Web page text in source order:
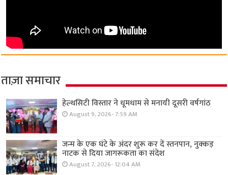
ताज़ा समाचार
हेल्थसिटी विस्तार ने धूमधाम से मनायी दूसरी वर्षगांठ
August 9, 2026- 7:59 AM
जन्म के एक घंटे के अंदर शुरू कर दें स्तनपान, नुक्कड़
नाटक से दिया जागरूकता का संदेश
August 7, 2026- 12:04 AM